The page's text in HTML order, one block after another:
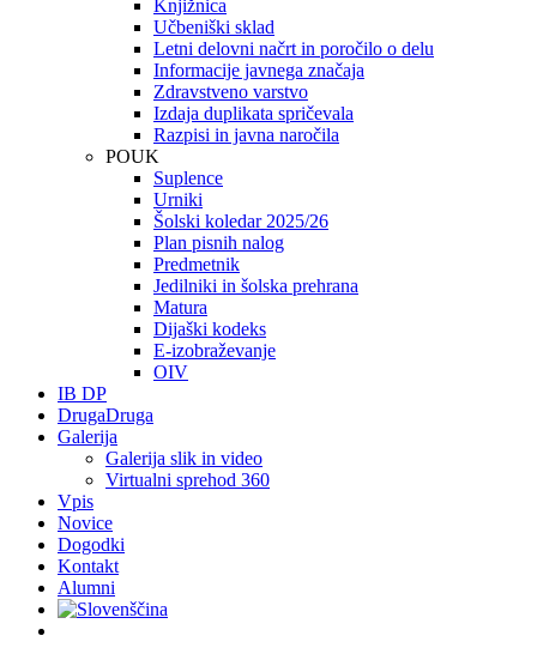
Knjižnica
Učbeniški sklad
Letni delovni načrt in poročilo o delu
Informacije javnega značaja
Zdravstveno varstvo
Izdaja duplikata spričevala
Razpisi in javna naročila
POUK
Suplence
Urniki
Šolski koledar 2025/26
Plan pisnih nalog
Predmetnik
Jedilniki in šolska prehrana
Matura
Dijaški kodeks
E-izobraževanje
OIV
IB DP
DrugaDruga
Galerija
Galerija slik in video
Virtualni sprehod 360
Vpis
Novice
Dogodki
Kontakt
Alumni